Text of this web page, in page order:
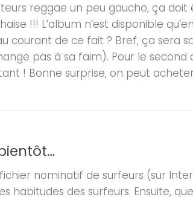
reggae un peu gaucho, ça
!!! L’album n’est disponible
courant de ce fait ? Bref, ça sera
pas à sa faim). Pour le second
! Bonne surprise, on peut acheter
nominatif de surfeurs (sur
des surfeurs. Ensuite,